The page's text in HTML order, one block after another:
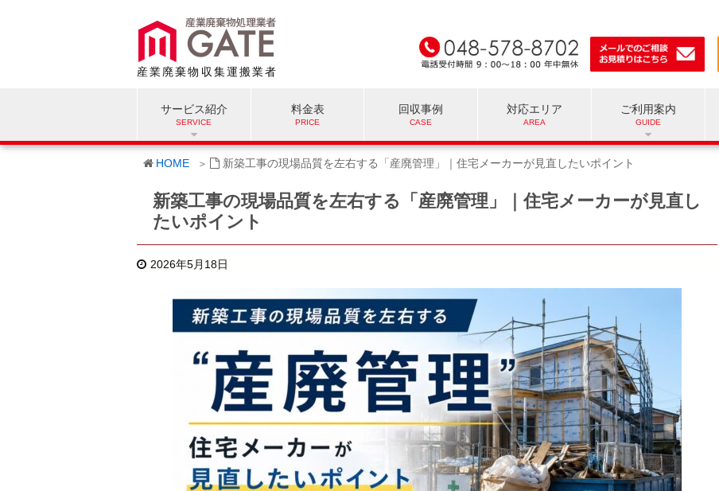
産業廃棄物収集運搬業者
サービス紹介 料金表 回収事例 対応エリア ご利用案内
HOME 新築工事の現場品質を左右する「産廃管理」｜住宅メーカーが見直したいポイント
新築工事の現場品質を左右する「産廃管理」｜住宅メーカーが見直し
たいポイント
2026年5月18日